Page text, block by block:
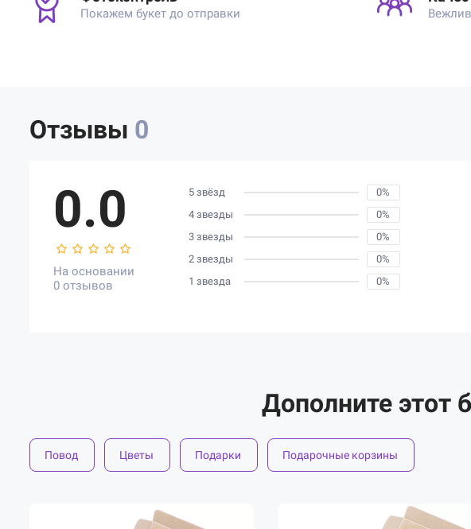
Покажем букет до отправки
Отзывы 0
0.0
На основании
0 отзывов
5 звёзд
0%
4 звезды
0%
3 звезды
0%
2 звезды
0%
1 звезда
0%
Дополните этот
Повод Цветы Подарки Подарочные корзины